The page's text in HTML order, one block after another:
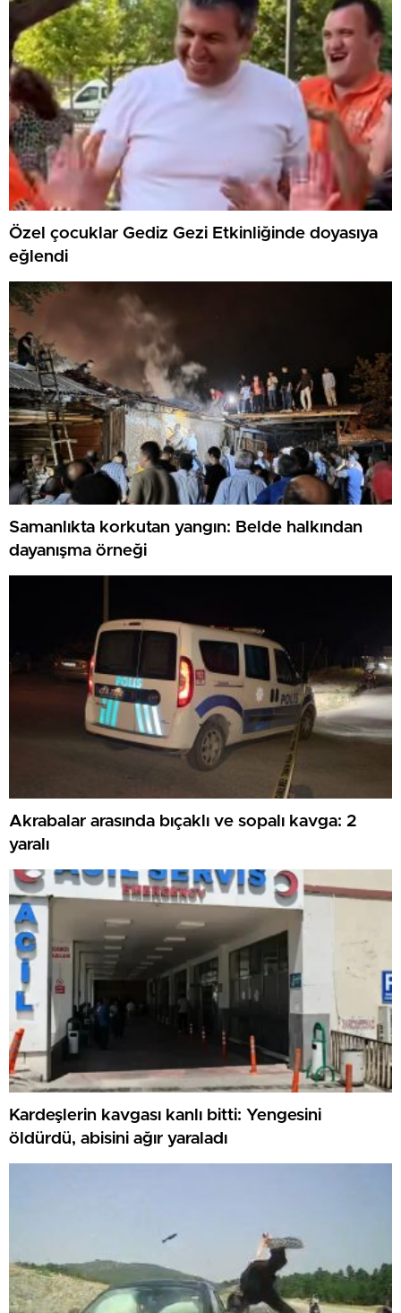
Özel çocuklar Gediz Gezi Etkinliğinde doyasıya
eğlendi
Samanlıkta korkutan yangın: Belde halkından
dayanışma örneği
Akrabalar arasında bıçaklı ve sopalı kavga: 2
yaralı
Kardeşlerin kavgası kanlı bitti: Yengesini
öldürdü, abisini ağır yaraladı